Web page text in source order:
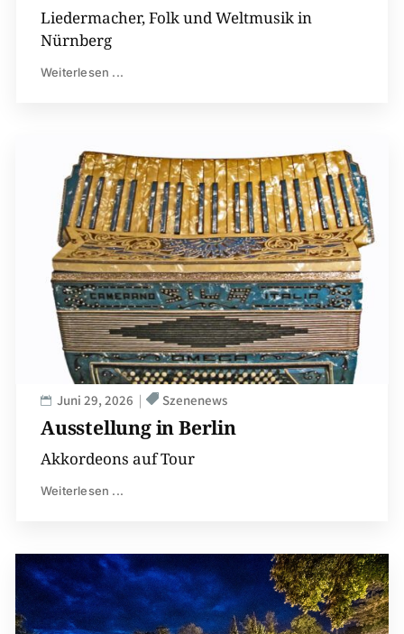
Liedermacher, Folk und Weltmusik in
Nürnberg
Weiterlesen ...
Ausstellung in Berlin
Juni 29, 2026 Szenenews
Akkordeons auf Tour
Weiterlesen ...